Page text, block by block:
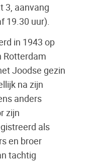
3, aanvang
19.30 uur).
in 1943 op
Rotterdam
Joodse gezin
na zijn
anders
zijn
als
en broer
tachtig